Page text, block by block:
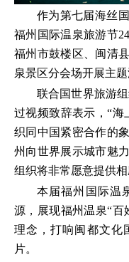
作为第七届海丝
福州国际温泉旅游节
福州市鼓楼区、闽清
泉景区分会场开展主题
联合国世界旅游
过视频致辞表示，“海
织同中国紧密合作的
州向世界展示城市魅
组织将非常愿意提供相
本届福州国际温
源，展现福州温泉“百
理念，打响闽都文化
片。